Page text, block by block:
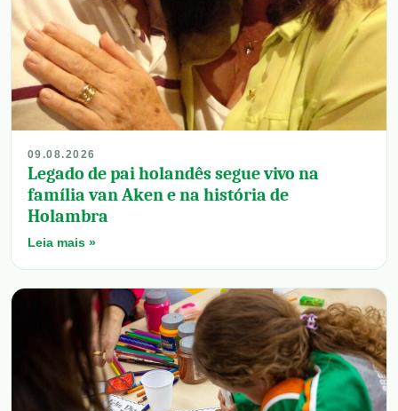
09.08.2026
Legado de pai holandês segue vivo na
família van Aken e na história de
Holambra
Leia mais »